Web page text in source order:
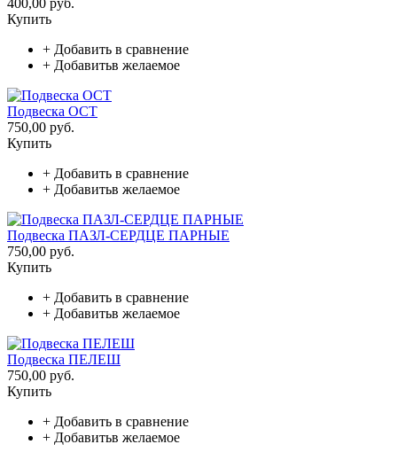
400,00 руб.
Купить
+ Добавить в сравнение
+ Добавитьв желаемое
Подвеска ОСТ
750,00 руб.
Купить
+ Добавить в сравнение
+ Добавитьв желаемое
Подвеска ПАЗЛ-СЕРДЦЕ ПАРНЫЕ
750,00 руб.
Купить
+ Добавить в сравнение
+ Добавитьв желаемое
Подвеска ПЕЛЕШ
750,00 руб.
Купить
+ Добавить в сравнение
+ Добавитьв желаемое